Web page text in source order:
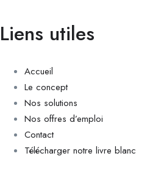
Liens utiles
Accueil
Le concept
Nos solutions
Nos offres d’emploi
Contact
Télécharger notre livre blanc